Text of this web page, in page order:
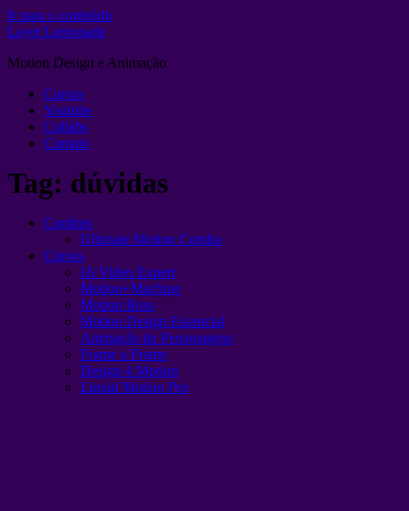
Ir para o conteúdo
Layer Lemonade
Motion Design e Animação
Cursos
Youtube
Collabs
Contato
Tag: dúvidas
Combos
Ultimate Motion Combo
Cursos
IA Video Expert
Motion+Machine
Motion Boss
Motion Design Essencial
Animação de Personagens
Frame a Frame
Design 4 Motion
Liquid Motion Pro